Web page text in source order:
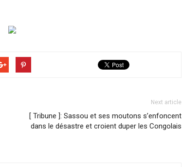
Next article
[ Tribune ]: Sassou et ses moutons s’enfoncent
dans le désastre et croient duper les Congolais